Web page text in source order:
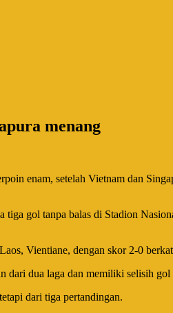
menang
enam, setelah Vietnam dan
gol tanpa balas di Stadion
Vientiane, dengan skor 2-0
dari dua laga dan memiliki selisih gol
dari tiga pertandingan.